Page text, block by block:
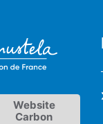
Website
Carbon